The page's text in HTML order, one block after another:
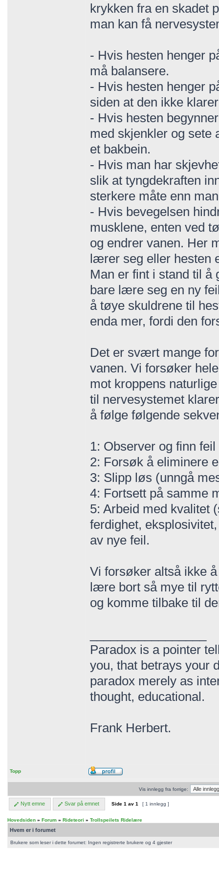
krykken fra en skadet
man kan få
- Hvis hesten henger
må balansere.
- Hvis hesten henger
siden at den ikke
- Hvis hesten
med skjenkler og sete
et bakbein.
- Hvis man har
slik at tyngdekraften
sterkere måte enn
- Hvis bevegelsen
musklene, enten ved
og endrer vanen. Her
lærer seg eller hesten
Man er fint i stand til å
bare lære seg en ny
å tøye skuldrene til
enda mer, fordi den
Det er svært mange
vanen. Vi forsøker
mot kroppens
til nervesystemet
å følge følgende
1: Observer og finn feil
2: Forsøk å eliminere
3: Slipp løs (unngå
4: Fortsett på samme
5: Arbeid med kvalitet
ferdighet,
av nye feil.
Vi forsøker altså ikke
lære bort så mye til
og komme tilbake til
Paradox is a pointer
you, that betrays your
paradox merely as
thought, educational.
Frank Herbert.
Topp
Vis innlegg fra forrige:
Nytt emne Svar på emnet Side 1 av 1 [ 1 innlegg ]
Hovedsiden » Forum » Rideteori » Trollspeilets Ridelære
Hvem er i forumet
Brukere som leser i dette forumet: Ingen registrerte brukere og 4 gjester